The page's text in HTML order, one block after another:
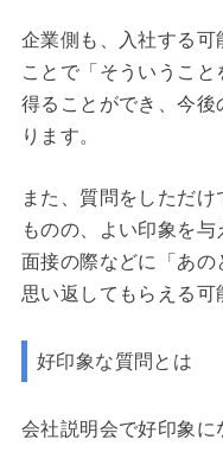
企業側も、入社する可
ことで「そういうこ
得ることができ、今
ります。
また、質問をしただ
ものの、よい印象を
面接の際などに「あの
思い返してもらえる可
好印象な質問とは
会社説明会で好印象に